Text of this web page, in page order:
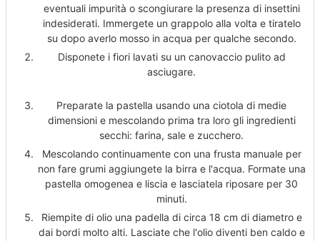
eventuali impurità o scongiurare la presenza di insettini
indesiderati. Immergete un grappolo alla volta e tiratelo
su dopo averlo mosso in acqua per qualche secondo.
Disponete i fiori lavati su un canovaccio pulito ad
asciugare.
Preparate la pastella usando una ciotola di medie
dimensioni e mescolando prima tra loro gli ingredienti
secchi: farina, sale e zucchero.
Mescolando continuamente con una frusta manuale per
non fare grumi aggiungete la birra e l'acqua. Formate una
pastella omogenea e liscia e lasciatela riposare per 30
minuti.
Riempite di olio una padella di circa 18 cm di diametro e
dai bordi molto alti. Lasciate che l'olio diventi ben caldo e